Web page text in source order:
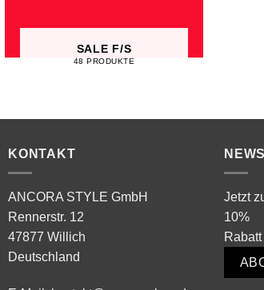
SALE F/S
48 PRODUKTE
KONTAKT
ANCORA STYLE GmbH
Rennerstr. 12
47877 Willich
Deutschland
Jetzt
10%